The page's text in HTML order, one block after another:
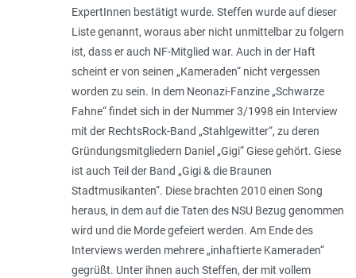
ExpertInnen bestätigt wurde. Steffen wurde auf dieser
Liste genannt, woraus aber nicht unmittelbar zu folgern
ist, dass er auch NF-Mitglied war. Auch in der Haft
scheint er von seinen „Kameraden“ nicht vergessen
worden zu sein. In dem Neonazi-Fanzine „Schwarze
Fahne“ findet sich in der Nummer 3/1998 ein Interview
mit der RechtsRock-Band „Stahlgewitter“, zu deren
Gründungsmitgliedern Daniel „Gigi“ Giese gehört. Giese
ist auch Teil der Band „Gigi & die Braunen
Stadtmusikanten“. Diese brachten 2010 einen Song
heraus, in dem auf die Taten des NSU Bezug genommen
wird und die Morde gefeiert werden. Am Ende des
Interviews werden mehrere „inhaftierte Kameraden“
gegrüßt. Unter ihnen auch Steffen, der mit vollem